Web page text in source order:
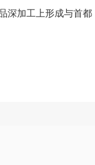
深加工上形成与首都